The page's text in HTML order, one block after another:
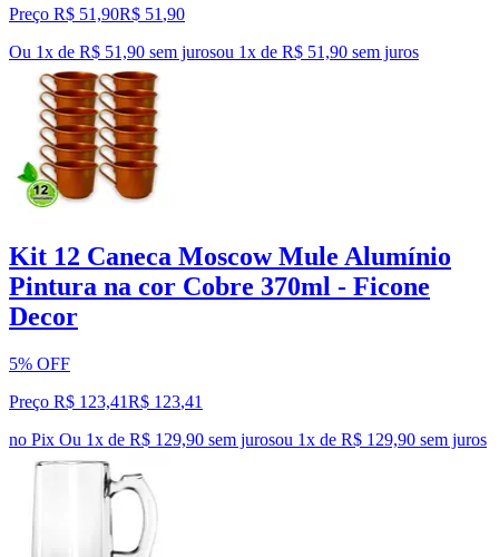
Preço R$ 51,90R$ 51 ,90
Ou 1x de R$ 51,90 sem jurosou 1x de R$ 51,90 sem juros
Kit 12 Caneca Moscow Mule Alumínio
Pintura na cor Cobre 370ml - Ficone
Decor
5% OFF
Preço R$ 123,41R$ 123,41
no Pix Ou 1x de R$ 129,90 sem jurosou 1x de R$ 129,90 sem juros